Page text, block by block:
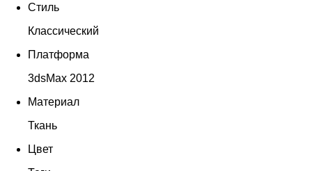
Стиль
Классический
Платформа
3dsMax 2012
Материал
Ткань
Цвет